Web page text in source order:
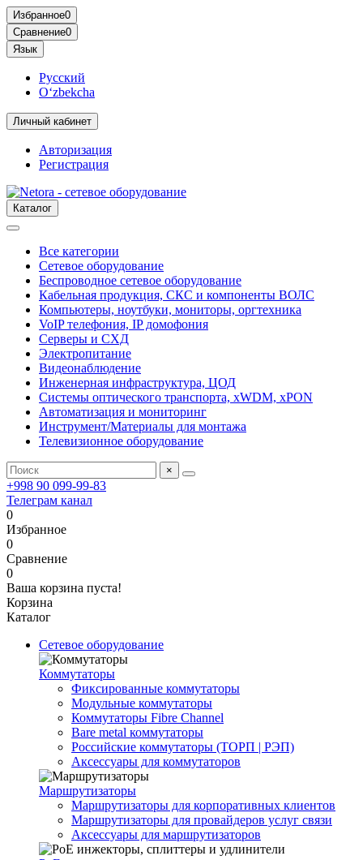
Избранное0
Сравнение0
Язык
Русский
O‘zbekcha
Личный кабинет
Авторизация
Регистрация
Каталог
Все категории
Сетевое оборудование
Беспроводное сетевое оборудование
Кабельная продукция, СКС и компоненты ВОЛС
Компьютеры, ноутбуки, мониторы, оргтехника
VoIP телефония, IP домофония
Серверы и СХД
Электропитание
Видеонаблюдение
Инженерная инфраструктура, ЦОД
Системы оптического транспорта, xWDM, xPON
Автоматизация и мониторинг
Инструмент/Материалы для монтажа
Телевизионное оборудование
×
+998 90 099-99-83
Телеграм канал
0
Избранное
0
Сравнение
0
Ваша корзина пуста!
Корзина
Каталог
Сетевое оборудование
Коммутаторы
Фиксированные коммутаторы
Модульные коммутаторы
Коммутаторы Fibre Channel
Bare metal коммутаторы
Российские коммутаторы (ТОРП | РЭП)
Аксессуары для коммутаторов
Маршрутизаторы
Маршрутизаторы для корпоративных клиентов
Маршрутизаторы для провайдеров услуг связи
Аксессуары для маршрутизаторов